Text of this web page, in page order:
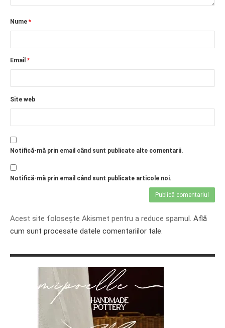
Nume *
Email *
Site web
Notifică-mă prin email când sunt publicate alte comentarii.
Notifică-mă prin email când sunt publicate articole noi.
Acest site folosește Akismet pentru a reduce spamul. Află
cum sunt procesate datele comentariilor tale.